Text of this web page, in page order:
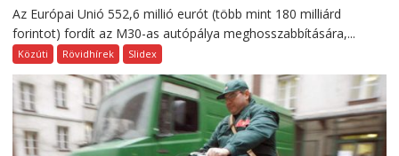
Az Európai Unió 552,6 millió eurót (több mint 180 milliárd
forintot) fordít az M30-as autópálya meghosszabbítására,...
Közúti Rövidhírek Slidex